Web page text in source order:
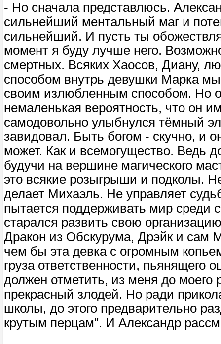
- Но сначала представлюсь.
сильнейший ментальный маг и
сильнейший. И пусть ты
момент я буду лучше него.
смертных. Всяких Хаосов, Диану,
способом внутрь девушки Марка
своим излюбленным способом. Но
немаленькая вероятность, что он
самодовольно улыбнулся тёмный
завидовал. Быть богом - скучно, и
может. Как и всемогущество. Ведь
будучи на вершине магического
это всякие розыгрыши и подколы.
делает Михаэль. Не управляет
пытается поддерживать мир среди
старался развить свою
Дракон из Обскурума, Дрэйк и сам
чем бы эта девка с огромным
груза ответственности,
должен отметить, из меня до
прекрасный злодей. Но ради
школы, до этого предварительно
крутым перцам". И Александр